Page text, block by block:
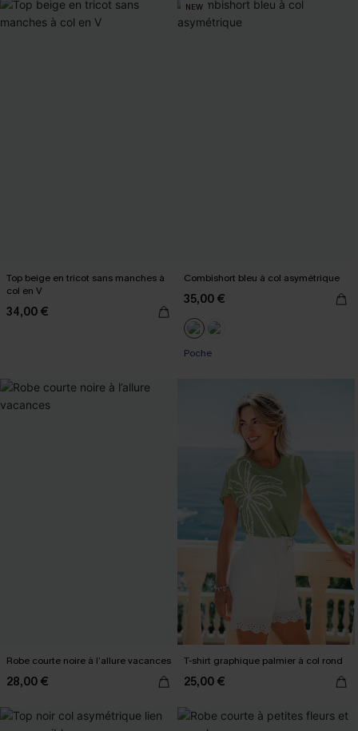
Top beige en tricot sans manches à
col en V
34,00 €
NEW
Combishort bleu à col asymétrique
35,00 €
Poche
Robe courte noire à l’allure vacances
28,00 €
T-shirt graphique palmier à col rond
25,00 €